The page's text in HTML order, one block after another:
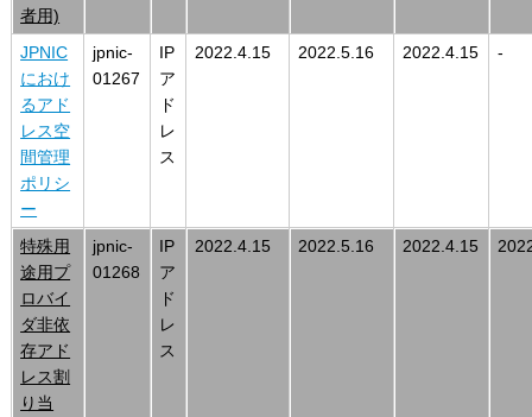
者用)
JPNIC
におけ
るアド
レス空
間管理
ポリシ
ー
jpnic-
01267
IP
ア
ド
レ
ス
2022.4.15 2022.5.16 2022.4.15 -
特殊用
途用プ
ロバイ
ダ非依
存アド
レス割
り当
jpnic-
01268
IP
ア
ド
レ
ス
2022.4.15 2022.5.16 2022.4.15